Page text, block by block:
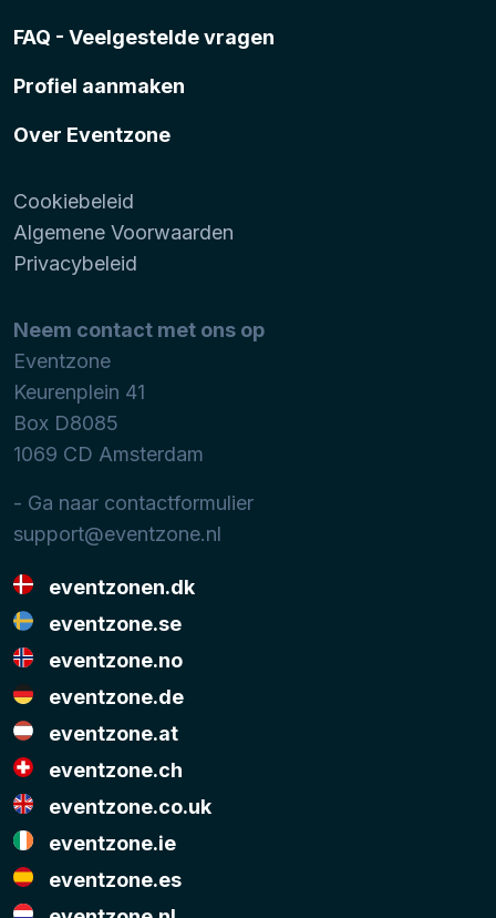
FAQ - Veelgestelde vragen
Profiel aanmaken
Over Eventzone
Cookiebeleid
Algemene Voorwaarden
Privacybeleid
Neem contact met ons op
Eventzone
Keurenplein 41
Box D8085
1069 CD Amsterdam
- Ga naar contactformulier
support@eventzone.nl
eventzonen.dk
eventzone.se
eventzone.no
eventzone.de
eventzone.at
eventzone.ch
eventzone.co.uk
eventzone.ie
eventzone.es